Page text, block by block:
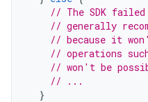
// The SDK
// generally
// because it
// operations
// won't be
// ...
}